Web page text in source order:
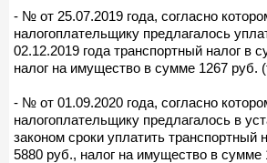
- № от 25.07.2019 года, согласно
налогоплательщику предлагалось
02.12.2019 года транспортный налог в
налог на имущество в сумме 1267 руб.
- № от 01.09.2020 года, согласно
налогоплательщику предлагалось в
законом сроки уплатить транспортный
5880 руб., налог на имущество в